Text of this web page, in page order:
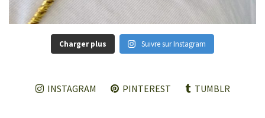
Charger plus Suivre sur Instagram
INSTAGRAM PINTEREST TUMBLR